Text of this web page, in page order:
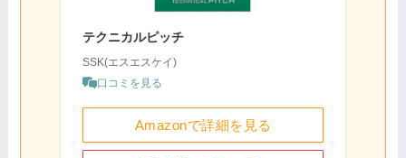
テクニカルピッチ
SSK(エスエスケイ)
口コミを見る
Amazonで詳細を見る